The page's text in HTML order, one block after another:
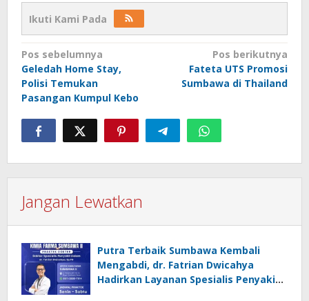
Ikuti Kami Pada
Navigasi
pos
Pos sebelumnya
Geledah Home Stay,
Polisi Temukan
Pasangan Kumpul Kebo
Pos berikutnya
Fateta UTS Promosi
Sumbawa di Thailand
Jangan Lewatkan
Putra Terbaik Sumbawa Kembali
Mengabdi, dr. Fatrian Dwicahya
Hadirkan Layanan Spesialis Penyakit